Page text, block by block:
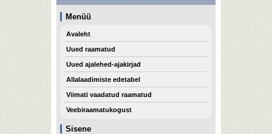
Sisene
Menüü
Avaleht
Uued raamatud
Uued ajalehed-ajakirjad
Allalaadimiste edetabel
Viimati vaadatud raamatud
Veebiraamatukogust